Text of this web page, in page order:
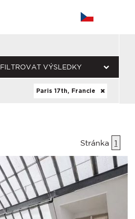
FILTROVAT VÝSLEDKY
Paris 17th, Francie
Stránka 1